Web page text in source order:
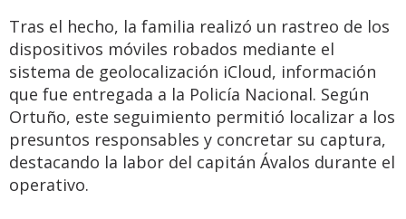
Tras el hecho, la familia realizó un rastreo de los
dispositivos móviles robados mediante el
sistema de geolocalización iCloud, información
que fue entregada a la Policía Nacional. Según
Ortuño, este seguimiento permitió localizar a los
presuntos responsables y concretar su captura,
destacando la labor del capitán Ávalos durante el
operativo.